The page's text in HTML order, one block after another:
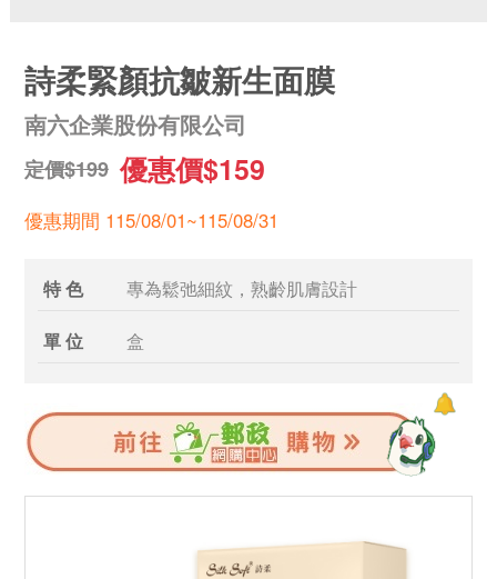
詩柔緊顏抗皺新生面膜
南六企業股份有限公司
定價$199 優惠價$159
優惠期間 115/08/01~115/08/31
特 色 專為鬆弛細紋，熟齡肌膚設計
單 位 盒